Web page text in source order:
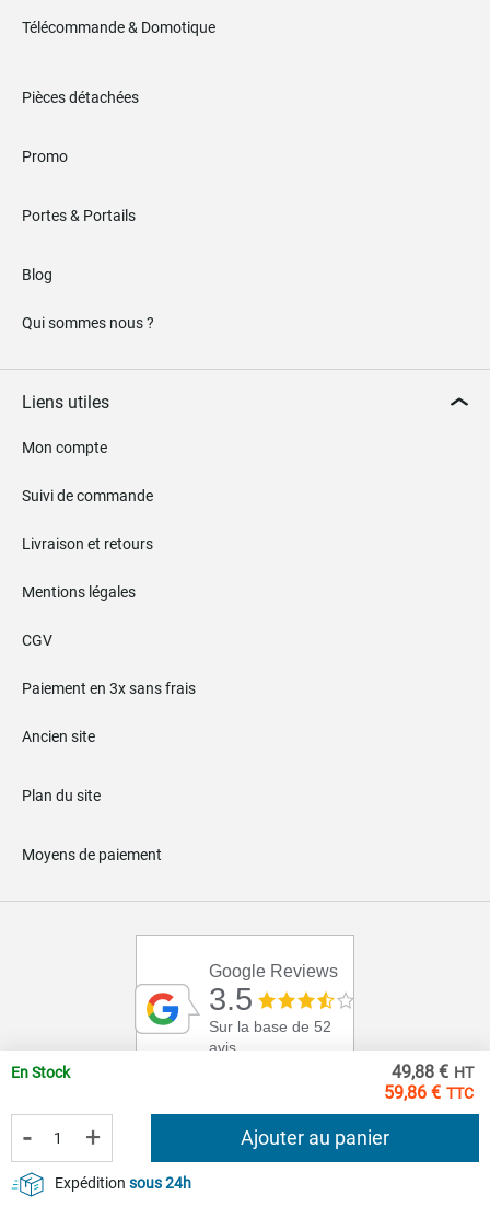
59,86 €
49,88 €
En Stock
- + Ajouter au panier
Expédition sous 24h
Télécommande & Domotique
Pièces détachées
Promo
Portes & Portails
Blog
Qui sommes nous ?
Liens utiles
Mon compte
Suivi de commande
Livraison et retours
Mentions légales
CGV
Paiement en 3x sans frais
Ancien site
Plan du site
Moyens de paiement
Google Reviews
3.5
Sur la base de 52
avis